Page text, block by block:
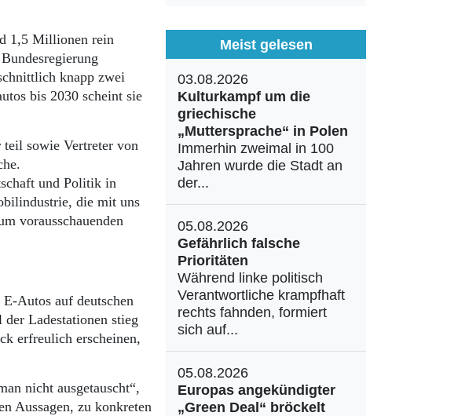
1,5 Millionen rein
knapp zwei
bis 2030 scheint sie
teil sowie Vertreter von
und Politik in
die mit uns
vorausschauenden
Autos auf deutschen
Ladestationen stieg
erfreulich erscheinen,
nicht ausgetauscht“,
Aussagen, zu konkreten
Meist gelesen
03.08.2026
Kulturkampf um die
griechische
„Muttersprache“ in Polen
Immerhin zweimal in 100
Jahren wurde die Stadt an
der...
05.08.2026
Gefährlich falsche
Prioritäten
Während linke politisch
Verantwortliche krampfhaft
rechts fahnden, formiert
sich auf...
05.08.2026
Europas angekündigter
„Green Deal“ bröckelt